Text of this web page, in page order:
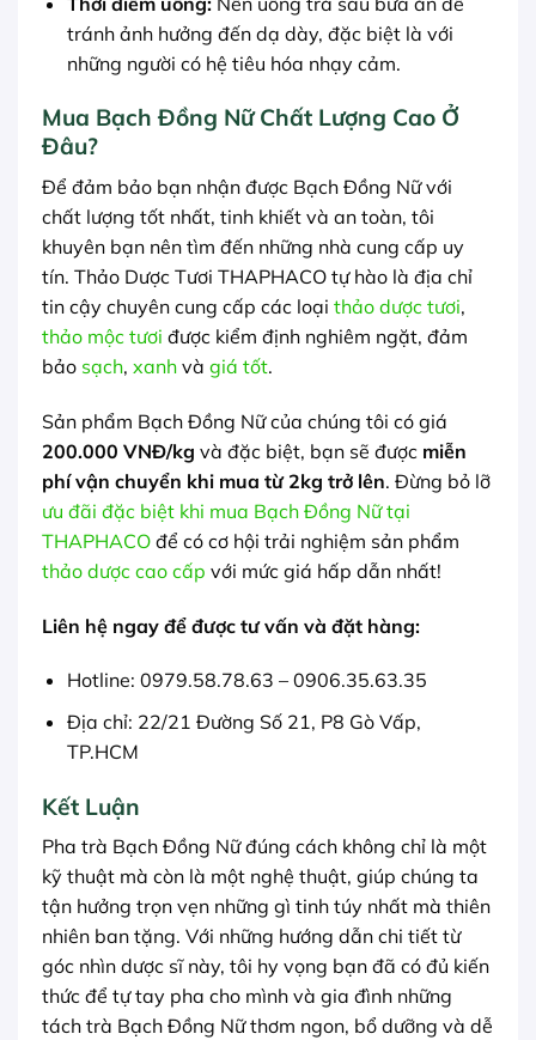
tránh ảnh hưởng đến dạ dày, đặc biệt là với
những người có hệ tiêu hóa nhạy cảm.
Mua Bạch Đồng Nữ Chất Lượng Cao Ở
Đâu?
Để đảm bảo bạn nhận được Bạch Đồng Nữ với
chất lượng tốt nhất, tinh khiết và an toàn, tôi
khuyên bạn nên tìm đến những nhà cung cấp uy
tín. Thảo Dược Tươi THAPHACO tự hào là địa chỉ
tin cậy chuyên cung cấp các loại thảo dược tươi,
thảo mộc tươi được kiểm định nghiêm ngặt, đảm
bảo sạch, xanh và giá tốt.
Sản phẩm Bạch Đồng Nữ của chúng tôi có giá
200.000 VNĐ/kg và đặc biệt, bạn sẽ được miễn
phí vận chuyển khi mua từ 2kg trở lên. Đừng bỏ lỡ
ưu đãi đặc biệt khi mua Bạch Đồng Nữ tại
THAPHACO để có cơ hội trải nghiệm sản phẩm
thảo dược cao cấp với mức giá hấp dẫn nhất!
Liên hệ ngay để được tư vấn và đặt hàng:
Hotline: 0979.58.78.63 – 0906.35.63.35
Địa chỉ: 22/21 Đường Số 21, P8 Gò Vấp,
TP.HCM
Kết Luận
Pha trà Bạch Đồng Nữ đúng cách không chỉ là một
kỹ thuật mà còn là một nghệ thuật, giúp chúng ta
tận hưởng trọn vẹn những gì tinh túy nhất mà thiên
nhiên ban tặng. Với những hướng dẫn chi tiết từ
góc nhìn dược sĩ này, tôi hy vọng bạn đã có đủ kiến
thức để tự tay pha cho mình và gia đình những
tách trà Bạch Đồng Nữ thơm ngon, bổ dưỡng và dễ